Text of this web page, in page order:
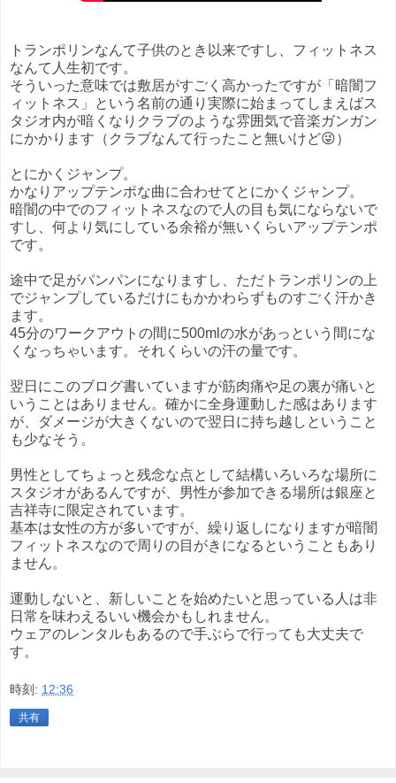
トランポリンなんて子供のとき以来ですし、フィットネス
なんて人生初です。
そういった意味では敷居がすごく高かったですが「暗闇フ
ィットネス」という名前の通り実際に始まってしまえばス
タジオ内が暗くなりクラブのような雰囲気で音楽ガンガン
にかかります（クラブなんて行ったこと無いけど😜）
とにかくジャンプ。
かなりアップテンポな曲に合わせてとにかくジャンプ。
暗闇の中でのフィットネスなので人の目も気にならないで
すし、何より気にしている余裕が無いくらいアップテンポ
です。
途中で足がパンパンになりますし、ただトランポリンの上
でジャンプしているだけにもかかわらずものすごく汗かき
ます。
45分のワークアウトの間に500mlの水があっという間にな
くなっちゃいます。それくらいの汗の量です。
翌日にこのブログ書いていますが筋肉痛や足の裏が痛いと
いうことはありません。確かに全身運動した感はあります
が、ダメージが大きくないので翌日に持ち越しということ
も少なそう。
男性としてちょっと残念な点として結構いろいろな場所に
スタジオがあるんですが、男性が参加できる場所は銀座と
吉祥寺に限定されています。
基本は女性の方が多いですが、繰り返しになりますが暗闇
フィットネスなので周りの目がきになるということもあり
ません。
運動しないと、新しいことを始めたいと思っている人は非
日常を味わえるいい機会かもしれません。
ウェアのレンタルもあるので手ぶらで行っても大丈夫で
す。
時刻: 12:36
共有